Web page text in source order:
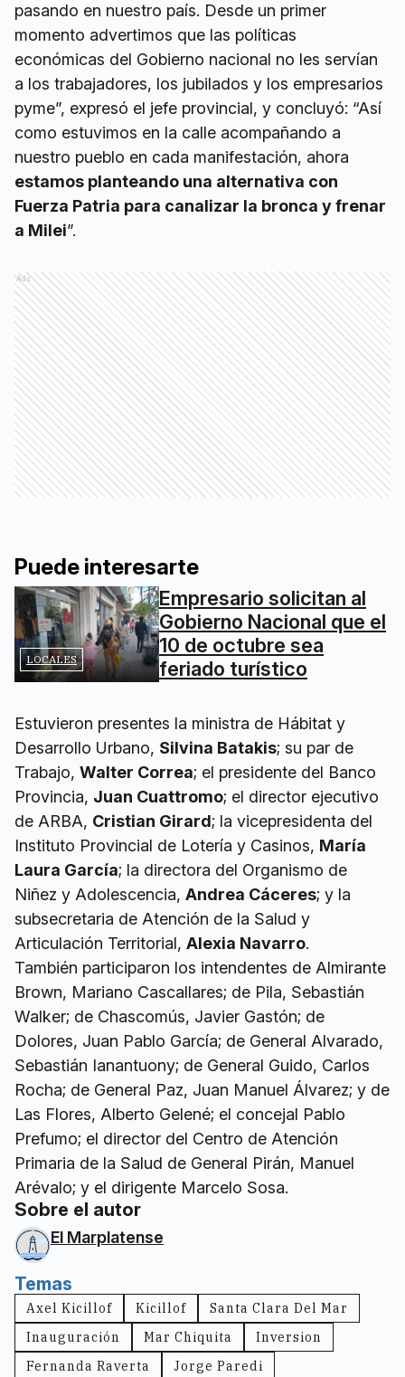
pasando en nuestro país. Desde un primer
momento advertimos que las políticas
económicas del Gobierno nacional no les servían
a los trabajadores, los jubilados y los empresarios
pyme”, expresó el jefe provincial, y concluyó: “Así
como estuvimos en la calle acompañando a
nuestro pueblo en cada manifestación, ahora
estamos planteando una alternativa con
Fuerza Patria para canalizar la bronca y frenar
a Milei”.
Ads
Puede interesarte
LOCALES
Empresario solicitan al
Gobierno Nacional que el
10 de octubre sea
feriado turístico
Estuvieron presentes la ministra de Hábitat y
Desarrollo Urbano, Silvina Batakis; su par de
Trabajo, Walter Correa; el presidente del Banco
Provincia, Juan Cuattromo; el director ejecutivo
de ARBA, Cristian Girard; la vicepresidenta del
Instituto Provincial de Lotería y Casinos, María
Laura García; la directora del Organismo de
Niñez y Adolescencia, Andrea Cáceres; y la
subsecretaria de Atención de la Salud y
Articulación Territorial, Alexia Navarro.
También participaron los intendentes de Almirante
Brown, Mariano Cascallares; de Pila, Sebastián
Walker; de Chascomús, Javier Gastón; de
Dolores, Juan Pablo García; de General Alvarado,
Sebastián Ianantuony; de General Guido, Carlos
Rocha; de General Paz, Juan Manuel Álvarez; y de
Las Flores, Alberto Gelené; el concejal Pablo
Prefumo; el director del Centro de Atención
Primaria de la Salud de General Pirán, Manuel
Arévalo; y el dirigente Marcelo Sosa.
Sobre el autor
El Marplatense
Temas
Axel Kicillof Kicillof
Santa Clara Del Mar
Inauguración
Mar Chiquita
Inversion
Fernanda Raverta
Jorge Paredi